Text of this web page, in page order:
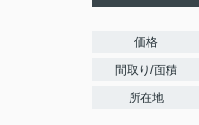
価格
間取り/面積
所在地